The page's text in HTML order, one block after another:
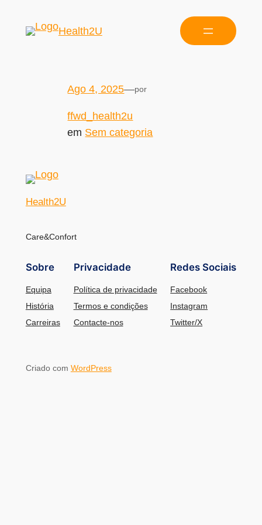
Health2U
Ago 4, 2025—por
ffwd_health2u
em Sem categoria
Health2U
Care&Confort
Sobre
Equipa
História
Carreiras
Privacidade
Política de privacidade
Termos e condições
Contacte-nos
Redes Sociais
Facebook
Instagram
Twitter/X
Criado com WordPress